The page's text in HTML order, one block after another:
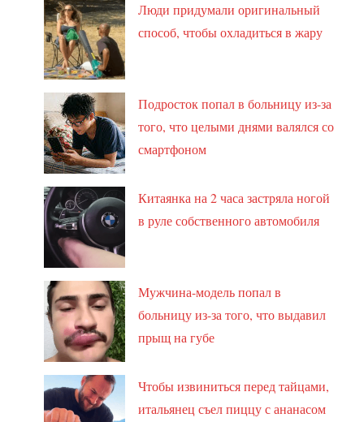
Люди придумали оригинальный
способ, чтобы охладиться в жару
Подросток попал в больницу из-за
того, что целыми днями валялся со
смартфоном
Китаянка на 2 часа застряла ногой
в руле собственного автомобиля
Мужчина-модель попал в
больницу из-за того, что выдавил
прыщ на губе
Чтобы извиниться перед тайцами,
итальянец съел пиццу с ананасом